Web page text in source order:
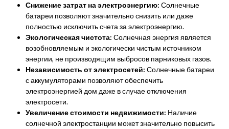
Снижение затрат на электроэнергию: Солнечные
батареи позволяют значительно снизить или даже
полностью исключить счета за электроэнергию.
Экологическая чистота: Солнечная энергия является
возобновляемым и экологически чистым источником
энергии, не производящим выбросов парниковых газов.
Независимость от электросетей: Солнечные батареи
с аккумуляторами позволяют обеспечить
электроэнергией дом даже в случае отключения
электросети.
Увеличение стоимости недвижимости: Наличие
солнечной электростанции может значительно повысить